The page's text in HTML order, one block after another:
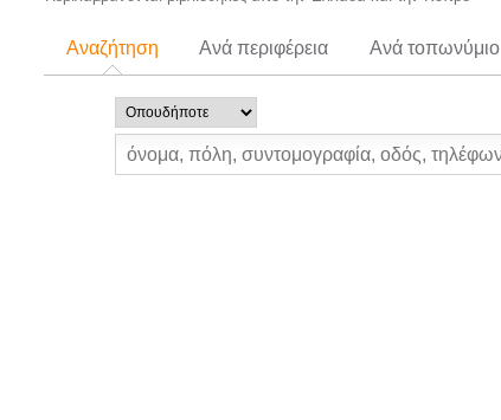
Αναζήτηση Ανά περιφέρεια Ανά τοπωνύμιο